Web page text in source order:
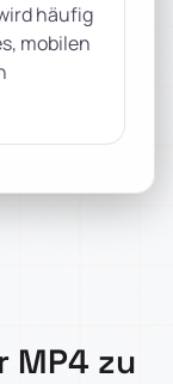
häufig
mobilen
MP4 zu